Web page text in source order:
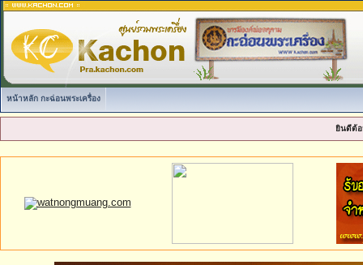
หน้าหลัก กะฉ่อนพระเครื่อง
ยินดีต้อ